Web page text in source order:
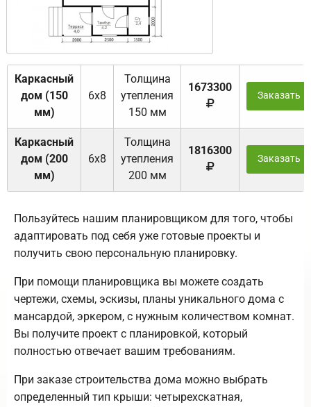
Каркасный
дом (150
мм)
6х8
Толщина
утепления
150 мм
1673300
Заказать
Каркасный
дом (200
мм)
6х8
Толщина
утепления
200 мм
1816300
Заказать
Пользуйтесь нашим планировщиком для того, чтобы
адаптировать под себя уже готовые проекты и
получить свою персональную планировку.
При помощи планировщика вы можете создать
чертежи, схемы, эскизы, планы уникального дома с
мансардой, эркером, с нужным количеством комнат.
Вы получите проект с планировкой, который
полностью отвечает вашим требованиям.
При заказе строительства дома можно выбрать
определенный тип крыши: четырехскатная,